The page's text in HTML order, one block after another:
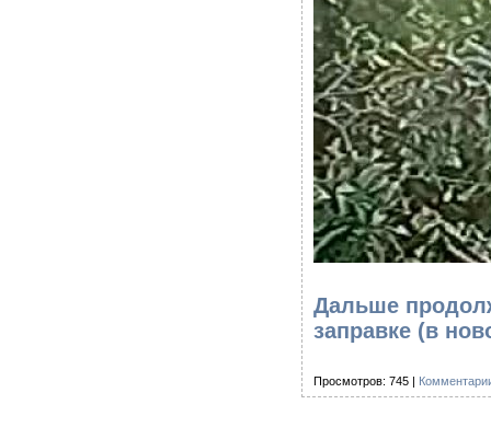
Дальше
заправке (в
Просмотров: 745 |